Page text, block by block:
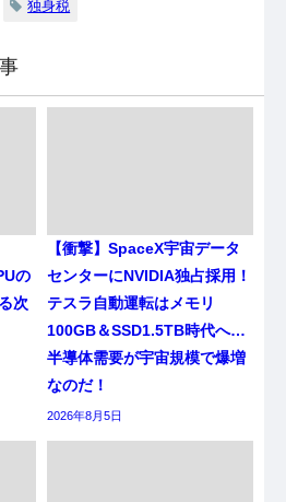
独身税
の
次
【衝撃】SpaceX宇宙データ
センターにNVIDIA独占採用！
テスラ自動運転はメモリ
100GB＆SSD1.5TB時代へ…
半導体需要が宇宙規模で爆増
なのだ！
2026年8月5日